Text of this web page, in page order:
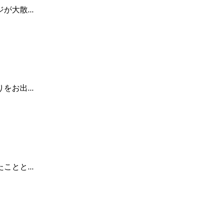
が大散...
をお出...
ことと...